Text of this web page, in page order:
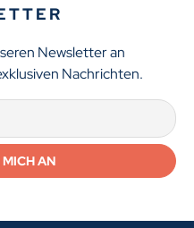
Newsletter an
Nachrichten.